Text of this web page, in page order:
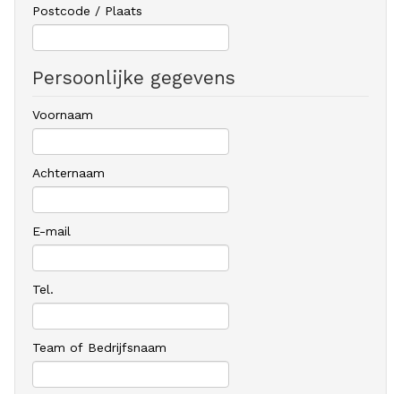
Postcode / Plaats
Persoonlijke gegevens
Voornaam
Achternaam
E-mail
Tel.
Team of Bedrijfsnaam